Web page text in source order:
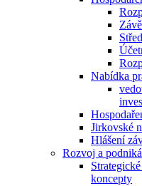
Nabídka
Jirkovské
Hlášení
Rozvoj a
koncepty